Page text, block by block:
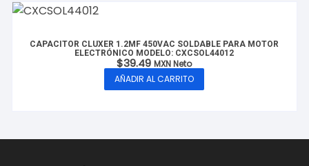
CAPACITOR CLUXER 1.2MF 450VAC SOLDABLE PARA MOTOR
ELECTRÓNICO MODELO: CXCSOL44012
$39.49 MXN Neto
AÑADIR AL CARRITO